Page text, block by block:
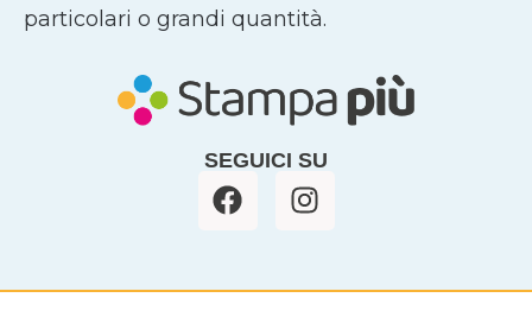
particolari o grandi quantità.
SEGUICI SU
F
a
b
I
n
a